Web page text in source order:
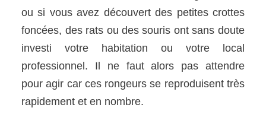
ou si vous avez découvert des petites crottes
foncées, des rats ou des souris ont sans doute
investi votre habitation ou votre local
professionnel. Il ne faut alors pas attendre
pour agir car ces rongeurs se reproduisent très
rapidement et en nombre.